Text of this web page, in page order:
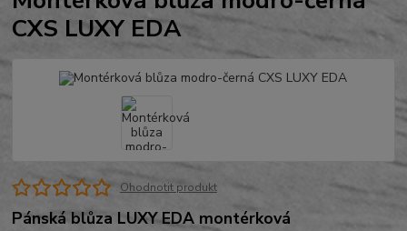
CXS LUXY EDA
Ohodnotit produkt
Pánská blůza LUXY EDA montérková